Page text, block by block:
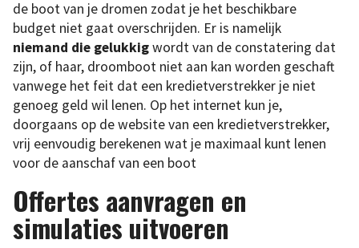
de boot van je dromen zodat je het beschikbare
budget niet gaat overschrijden. Er is namelijk
niemand die gelukkigwordt van de constatering dat
zijn, of haar, droomboot niet aan kan worden geschaft
vanwege het feit dat een kredietverstrekker je niet
genoeg geld wil lenen. Op het internet kun je,
doorgaans op de website van een kredietverstrekker,
vrij eenvoudig berekenen wat je maximaal kunt lenen
voor de aanschaf van een boot
Offertes aanvragen en
simulaties uitvoeren